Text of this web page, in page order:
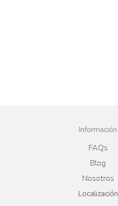
Información
FAQs
Blog
Nosotros
Localización